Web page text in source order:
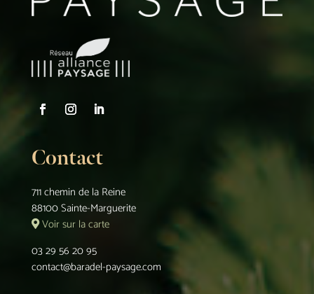
Contact
711 chemin de la Reine
88100 Sainte-Marguerite
Voir sur la carte
03 29 56 20 95
contact@baradel-paysage.com